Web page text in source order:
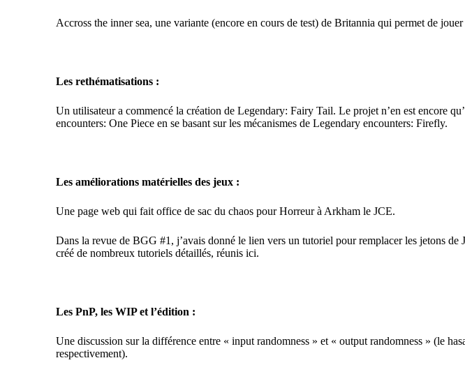
Accross the inner sea, une variante (encore en cours de test) de Britannia qui permet de
Les rethématisations :
Un utilisateur a commencé la création de Legendary: Fairy Tail. Le projet n’en est encore
encounters: One Piece en se basant sur les mécanismes de Legendary encounters: Firefly.
Les améliorations matérielles des jeux :
Une page web qui fait office de sac du chaos pour Horreur à Arkham le JCE.
Dans la revue de BGG #1 , j’avais donné le lien vers un tutoriel pour remplacer les jetons de
créé de nombreux tutoriels détaillés, réunis ici.
Les PnP, les WIP et l’édition :
Une discussion sur la différence entre « input randomness » et « output randomness » (le
respectivement).